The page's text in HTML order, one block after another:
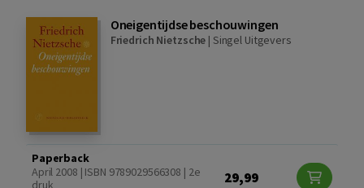
Oneigentijdse beschouwingen
Friedrich Nietzsche | Singel Uitgevers
Paperback
April 2008 | ISBN 9789029566308 | 2e
druk
29,99